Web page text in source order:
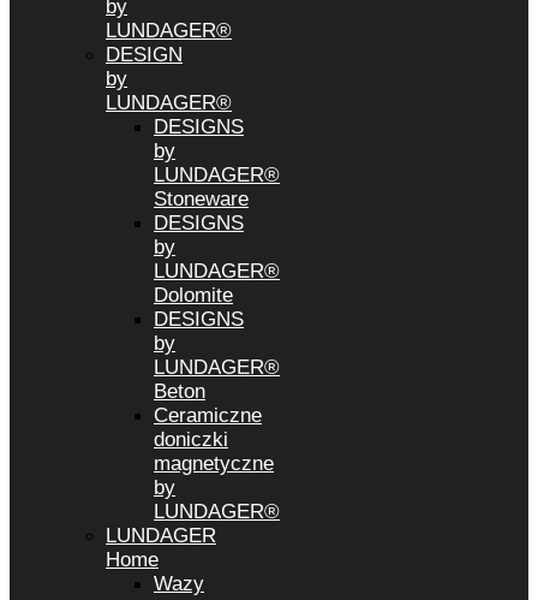
by
LUNDAGER®
DESIGN
by
LUNDAGER®
DESIGNS
by
LUNDAGER®
Stoneware
DESIGNS
by
LUNDAGER®
Dolomite
DESIGNS
by
LUNDAGER®
Beton
Ceramiczne
doniczki
magnetyczne
by
LUNDAGER®
LUNDAGER
Home
Wazy